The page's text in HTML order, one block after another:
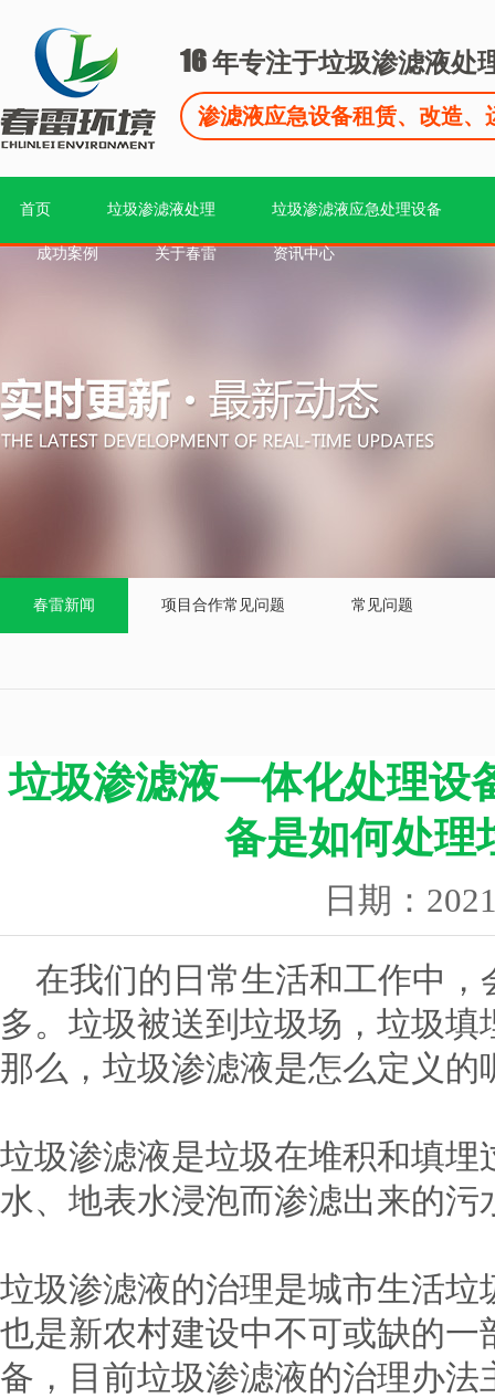
16年专注于垃圾渗滤液处
渗滤液应急设备租赁、改造、
首页 垃圾渗滤液处理 垃圾渗滤液应急处理设备
成功案例 关于春雷 资讯中心
春雷新闻 项目合作常见问题 常见问题
垃圾渗滤液一体化处理设
备是如何处理
日期：
在我们的日常生活和工作中，
多。垃圾被送到垃圾场，垃圾
那么，垃圾渗滤液是怎么定义的
垃圾渗滤液是垃圾在堆积和填
水、地表水浸泡而渗滤出来的污
垃圾渗滤液的治理是城市生活
也是新农村建设中不可或缺的
备，目前垃圾渗滤液的治理办